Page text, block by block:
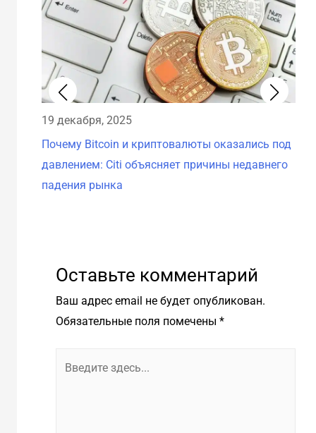
19 декабря, 2025
Почему Bitcoin и криптовалюты оказались под
давлением: Citi объясняет причины недавнего
падения рынка
Оставьте комментарий
Ваш адрес email не будет опубликован.
Обязательные поля помечены *